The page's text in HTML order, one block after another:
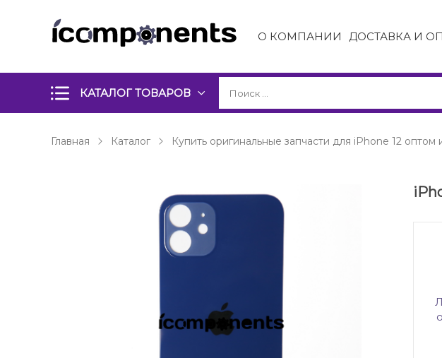
О КОМПАНИИ ДОСТАВКА И
КАТАЛОГ ТОВАРОВ
Главная Каталог Купить оригинальные запчасти для iPhone 12 оптом